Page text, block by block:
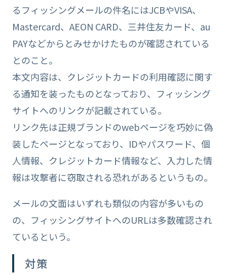
るフィッシングメールの件名にはJCBやVISA、
Mastercard、AEON CARD、三井住友カード、au
PAYなどからとみせかけたものが確認されている
とのこと。
本文内容は、クレジットカードの利用確認に関す
る通知を装ったものとなっており、フィッシング
サイトへのリンクが記載されている。
リンク先は正規ブランドのwebページを巧妙に偽
装したページとなっており、IDやパスワード、個
人情報、クレジットカード情報など、入力した情
報は攻撃者に窃取される恐れがあるというもの。
メールの文面はいずれも類似の内容が多いもの
の、フィッシングサイトへのURLは多数確認され
ているという。
対策